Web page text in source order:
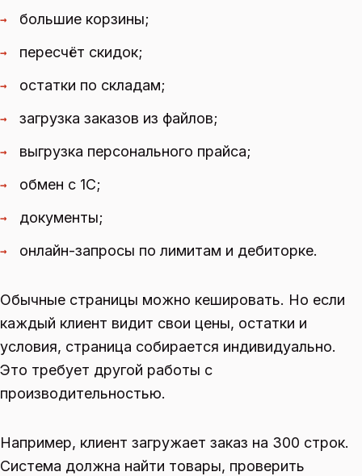
→ большие корзины;
→ пересчёт скидок;
→ остатки по складам;
→ загрузка заказов из файлов;
→ выгрузка персонального прайса;
→ обмен с 1С;
→ документы;
→ онлайн-запросы по лимитам и дебиторке.
Обычные страницы можно кешировать. Но если
каждый клиент видит свои цены, остатки и
условия, страница собирается индивидуально.
Это требует другой работы с
производительностью.
Например, клиент загружает заказ на 300 строк.
Система должна найти товары, проверить